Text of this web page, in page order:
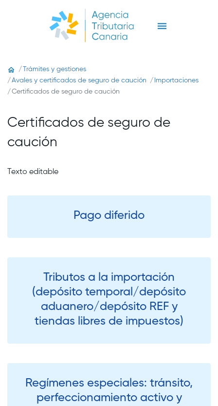
Trámites y gestiones
Avales y certificados de seguro de caución
Importaciones
Certificados de seguro de caución
Certificados de seguro de
caución
Texto editable
Pago diferido
Tributos a la importación
(depósito temporal/depósito
aduanero/depósito REF y
tiendas libres de impuestos)
Regímenes especiales: tránsito,
perfeccionamiento activo y